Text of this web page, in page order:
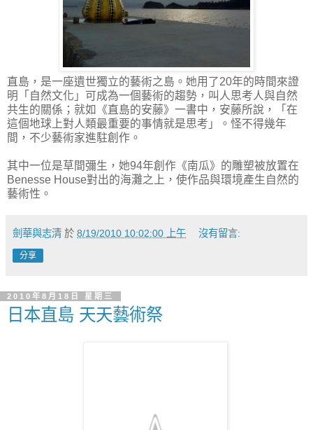
直島，是一座遺世獨立的藝術之島。她用了20年的時間來證
明「自然文化」可成為一個藝術的趨勢，叫人思考人與自然
共生的關係；就如《直島的安藤》一書中，安藤所說，「在
這個地球上對人類最重要的事情就是思考」。怪不得幾年
間，不少藝術家進駐創作。
其中一位是草間彌生，她94年創作《南瓜》的雕塑被放置在
Benesse House對出的海灘之上，使作品與環境產生自然的
藝術性。
劍華與志清 於 8/19/2010 10:02:00 上午 沒有留言:
分享
2010年8月18日 星期三
日本直島 天天藝術祭